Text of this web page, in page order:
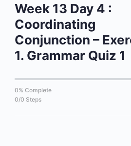
Week 13 Day 4 :
Coordinating
Conjunction –
1. Grammar Quiz 1
0% Complete
0/0 Steps